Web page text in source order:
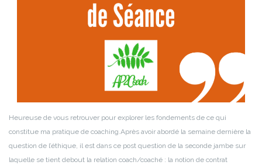
Heureuse de vous retrouver pour explorer les fondements de ce qui
constitue ma pratique de coaching.Après avoir abordé la semaine dernière la
question de l’éthique, il est dans ce post question de la seconde jambe sur
laquelle se tient debout la relation coach/coaché : la notion de contrat